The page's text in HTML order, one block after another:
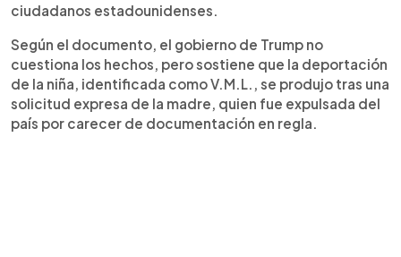
ciudadanos estadounidenses.
Según el documento, el gobierno de Trump no
cuestiona los hechos, pero sostiene que la deportación
de la niña, identificada como V.M.L., se produjo tras una
solicitud expresa de la madre, quien fue expulsada del
país por carecer de documentación en regla.